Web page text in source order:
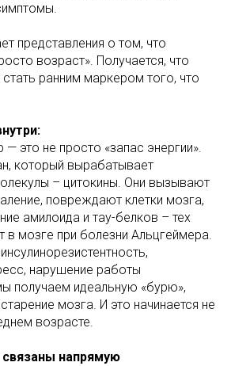
представления о том, что
возраст». Получается, что
ранним маркером того, что
это не просто «запас энергии».
который вырабатывает
– цитокины. Они вызывают
повреждают клетки мозга,
амилоида и тау-белков – тех
в мозге при болезни Альцгеймера.
нарушение работы
получаем идеальную «бурю»,
мозга. И это начинается не
возрасте.
напрямую